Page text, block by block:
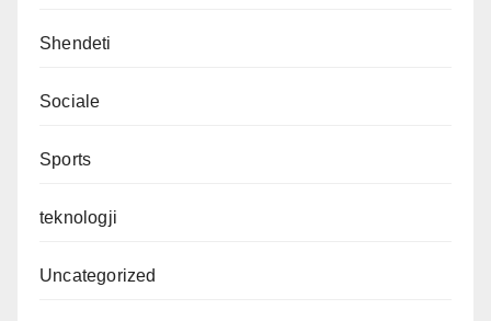
Shendeti
Sociale
Sports
teknologji
Uncategorized